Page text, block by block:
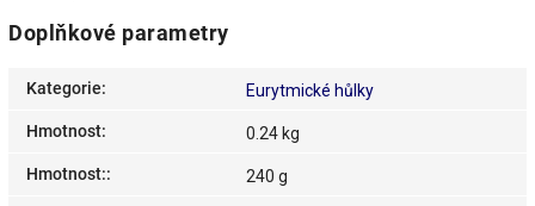
Doplňkové parametry
Kategorie: Eurytmické hůlky
Hmotnost: 0.24 kg
Hmotnost:: 240 g